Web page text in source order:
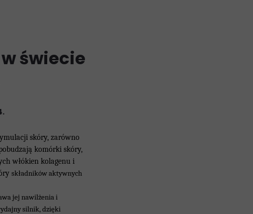
świecie
skóry, zarówno
komórki skóry,
włókien kolagenu i
składników aktywnych
jej nawilżenia i
silnik, dzięki